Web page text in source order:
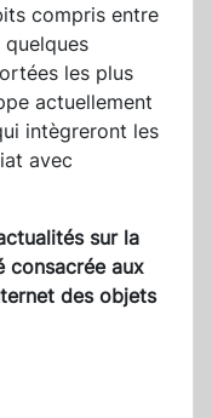
compris entre
les plus
actuellement
intègreront les
avec
sur la
consacrée aux
des objets